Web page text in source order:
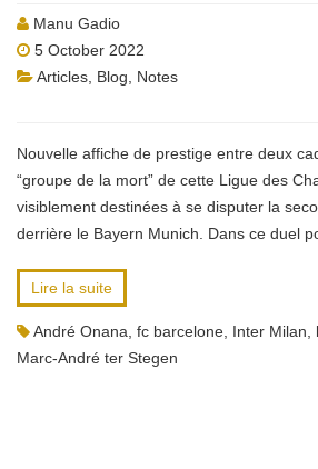
Manu Gadio
5 October 2022
Articles Blog
Notes
Nouvelle affiche de prestige entre deux
“groupe de la mort” de cette Ligue des
visiblement destinées à se disputer la
derrière le Bayern Munich. Dans ce duel
Lire la suite
André Onana fc barcelone Inter Milan
Marc-André ter Stegen